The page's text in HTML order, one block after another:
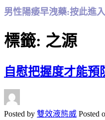
男性陽痿早洩藥:按此進入
標籤: 之源
自慰把握度才能預
Posted by 雙效液態威 Posted